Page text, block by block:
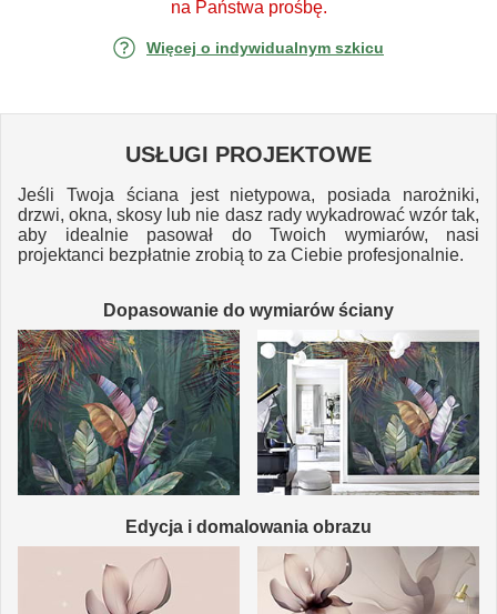
na Państwa prośbę.
Więcej o indywidualnym szkicu
USŁUGI PROJEKTOWE
Jeśli Twoja ściana jest nietypowa, posiada narożniki,
drzwi, okna, skosy lub nie dasz rady wykadrować wzór tak,
aby idealnie pasował do Twoich wymiarów, nasi
projektanci bezpłatnie zrobią to za Ciebie profesjonalnie.
Dopasowanie do wymiarów ściany
Edycja i domalowania obrazu